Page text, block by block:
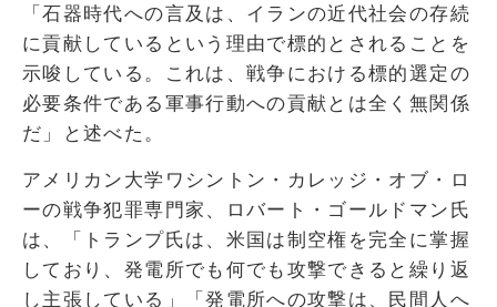
「石器時代への言及は、イランの近代社会の存続
に貢献しているという理由で標的とされることを
示唆している。これは、戦争における標的選定の
必要条件である軍事行動への貢献とは全く無関係
だ」と述べた。
アメリカン大学ワシントン・カレッジ・オブ・ロ
ーの戦争犯罪専門家、ロバート・ゴールドマン氏
は、「トランプ氏は、米国は制空権を完全に掌握
しており、発電所でも何でも攻撃できると繰り返
し主張している」「発電所への攻撃は、民間人へ